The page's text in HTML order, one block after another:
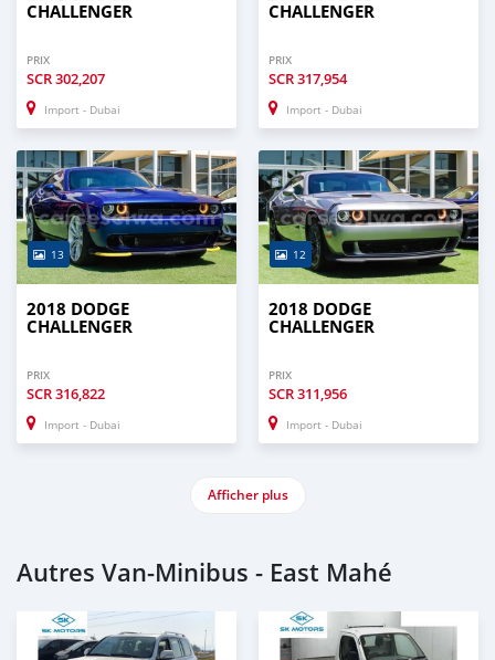
CHALLENGER
PRIX
SCR302,207
Import - Dubai
CHALLENGER
PRIX
SCR317,954
Import - Dubai
13
2018 DODGE
CHALLENGER
PRIX
SCR316,822
Import - Dubai
12
2018 DODGE
CHALLENGER
PRIX
SCR311,956
Import - Dubai
Afficher plus
Autres Van‒Minibus - East Mahé